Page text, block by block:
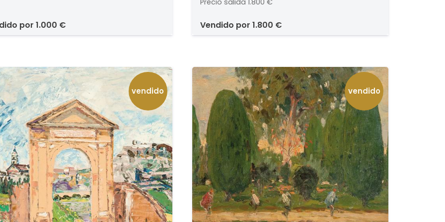
por 1.000 € vendido por 1.800 €
vendido vendido